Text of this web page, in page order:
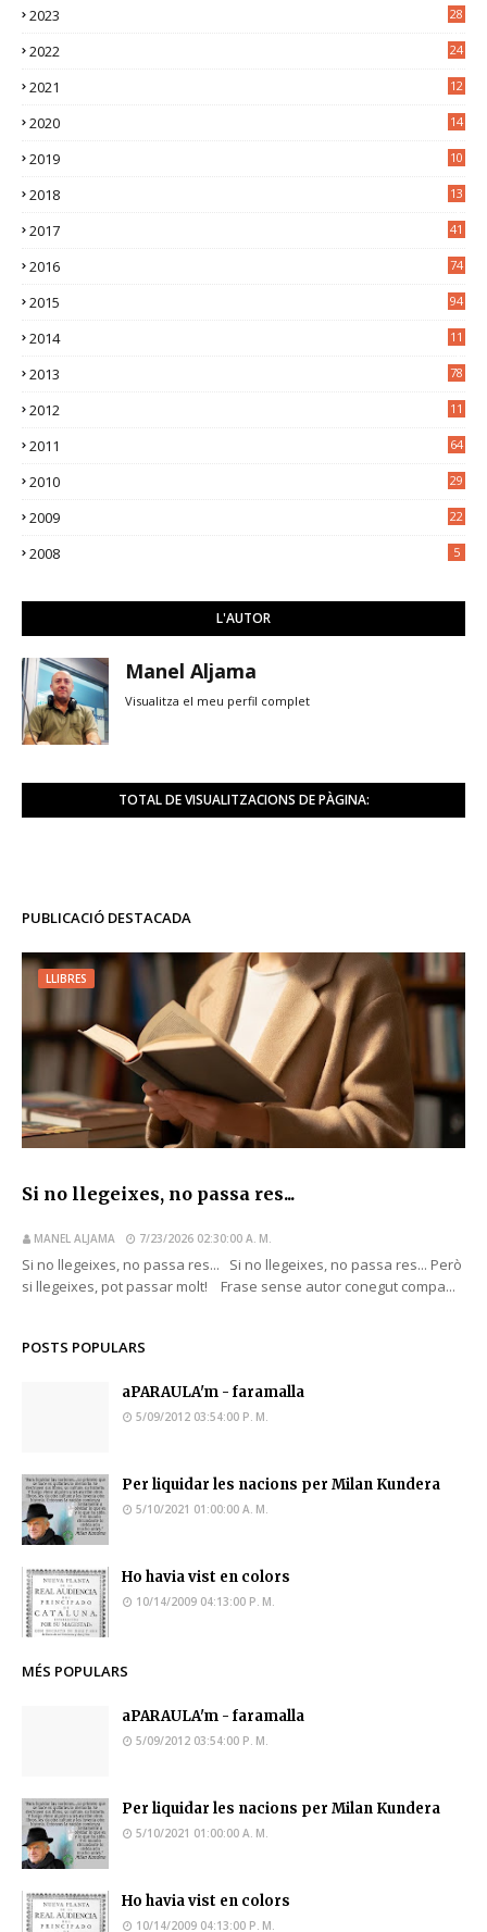
2023
28
2022
24
2021
12
2020
14
2019
10
2018
13
2017 41
2016 74
2015 94
2014
11
2013 78
2012
11
2011 64
2010 29
2009 22
2008 5
L'AUTOR
Manel Aljama
Visualitza el meu perfil complet
TOTAL DE VISUALITZACIONS DE PÀGINA:
PUBLICACIÓ DESTACADA
LLIBRES
Si no llegeixes, no passa res...
MANEL ALJAMA 7/23/2026 02:30:00 A. M.
Si no llegeixes, no passa res... Si no llegeixes, no passa res... Però
si llegeixes, pot passar molt! Frase sense autor conegut compa...
POSTS POPULARS
aPARAULA'm - faramalla
5/09/2012 03:54:00 P. M.
Per liquidar les nacions per Milan Kundera
5/10/2021 01:00:00 A. M.
Ho havia vist en colors
10/14/2009 04:13:00 P. M.
MÉS POPULARS
aPARAULA'm - faramalla
5/09/2012 03:54:00 P. M.
Per liquidar les nacions per Milan Kundera
5/10/2021 01:00:00 A. M.
Ho havia vist en colors
10/14/2009 04:13:00 P. M.